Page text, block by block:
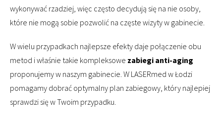
wykonywać rzadziej, więc często decydują się na nie osoby,
które nie mogą sobie pozwolić na częste wizyty w gabinecie.
W wielu przypadkach najlepsze efekty daje połączenie obu
metod i właśnie takie kompleksowe zabiegi anti-aging
proponujemy w naszym gabinecie. W LASERmed w Łodzi
pomagamy dobrać optymalny plan zabiegowy, który najlepiej
sprawdzi się w Twoim przypadku.